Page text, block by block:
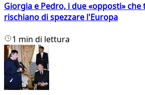
Giorgia e Pedro, i due «opposti»
rischiano di spezzare l'Europa
1 min di lettura